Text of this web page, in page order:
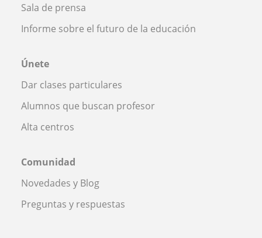
Sala de prensa
Informe sobre el futuro de la educación
Únete
Dar clases particulares
Alumnos que buscan profesor
Alta centros
Comunidad
Novedades y Blog
Preguntas y respuestas